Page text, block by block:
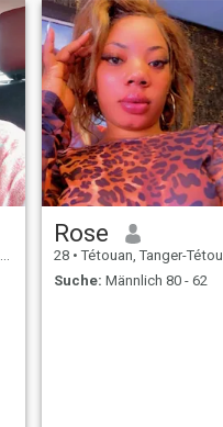
Rose
28 • Tétouan, Tanger-Tétouan, Marokko
Suche: Männlich 80 - 62